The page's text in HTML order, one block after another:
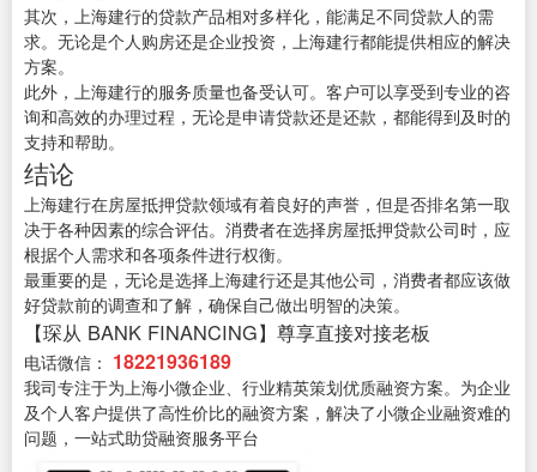
其次，上海建行的贷款产品相对多样化，能满足不同贷款人的需
求。无论是个人购房还是企业投资，上海建行都能提供相应的解决
方案。
此外，上海建行的服务质量也备受认可。客户可以享受到专业的咨
询和高效的办理过程，无论是申请贷款还是还款，都能得到及时的
支持和帮助。
结论
上海建行在房屋抵押贷款领域有着良好的声誉，但是否排名第一取
决于各种因素的综合评估。消费者在选择房屋抵押贷款公司时，应
根据个人需求和各项条件进行权衡。
最重要的是，无论是选择上海建行还是其他公司，消费者都应该做
好贷款前的调查和了解，确保自己做出明智的决策。
【琛从 BANK FINANCING】尊享直接对接老板
电话微信： 18221936189
我司专注于为上海小微企业、行业精英策划优质融资方案。为企业
及个人客户提供了高性价比的融资方案，解决了小微企业融资难的
问题，一站式助贷融资服务平台